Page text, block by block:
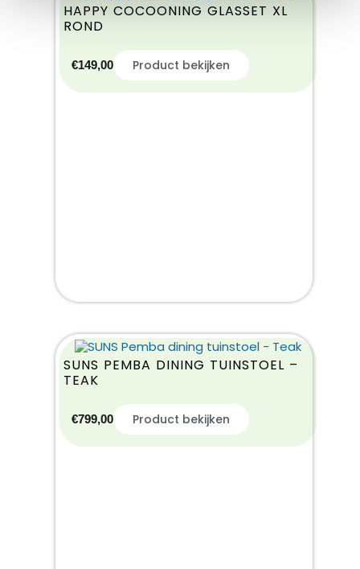
HAPPY COCOONING GLASSET XL
ROND
€149,00 Product bekijken
SUNS PEMBA DINING TUINSTOEL –
TEAK
€799,00 Product bekijken